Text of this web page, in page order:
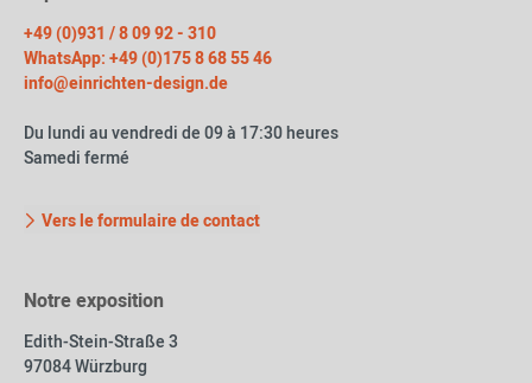
+49 (0)931 / 8 09 92 - 310
WhatsApp: +49 (0)175 8 68 55 46
info@einrichten-design.de
Du lundi au vendredi de 09 à 17:30 heures
Samedi fermé
Vers le formulaire de contact
Notre exposition
Edith-Stein-Straße 3
97084 Würzburg